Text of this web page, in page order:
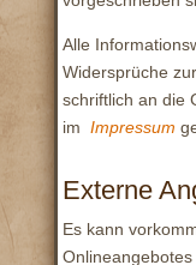
Alle
Widersprüche
schriftlich an die
imImpressum
Externe
Es kann